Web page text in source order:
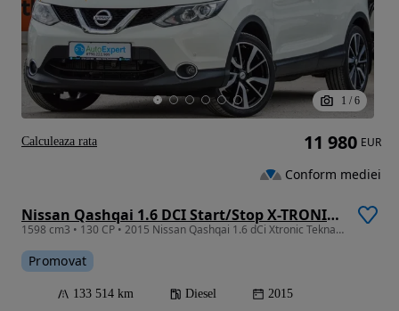
1 / 6
Nissan Qashqai 1.6 DCI Start/Stop X-TRONIC Tekna
1598 cm3 • 130 CP • 2015 Nissan Qashqai 1.6 dCi Xtronic Tekna / RATE FIXE / AVANS 0
Promovat
133 514 km Diesel 2015
11 980 EUR
Conform mediei
Calculeaza rata